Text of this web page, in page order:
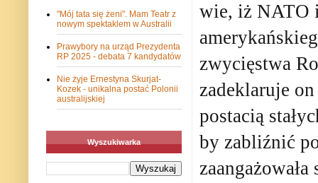
wie, iż NATO
zwycięstwa
zadeklaruje
postacią
by zabliźnić
"Mój tata się żeni". Mam Teatr z
nowym spektaklem w Australii
Prawybory na urząd Prezydenta
RP 2025 - debata 7 kandydatów
Nie żyje Ernestyna Skurjat-
Kozek - unikalna postać Polonii
australijskiej
Wyszukiwarka